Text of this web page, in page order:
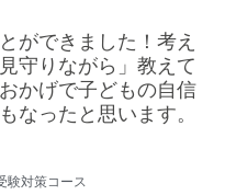
ができました！考え
守りながら」教えて
かげで子どもの自信
なったと思います。
験対策コース